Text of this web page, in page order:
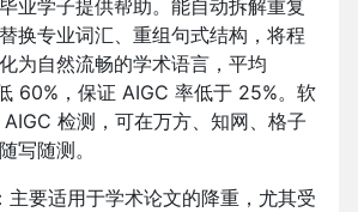
业学子提供帮助。能自动拆解重复
换专业词汇、重组句式结构，将程
为自然流畅的学术语言，平均
60%，保证 AIGC 率低于 25%。软
检测，可在万方、知网、格子
写随测。
：主要适用于学术论文的降重，尤其受